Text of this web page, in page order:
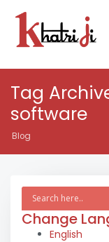
Tag
software
Blog
Change
English